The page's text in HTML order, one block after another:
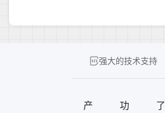
强大的技术支持
产
功
了